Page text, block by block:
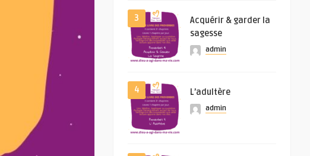
3
Acquérir & garder la
sagesse
admin
4 L’adultère
admin